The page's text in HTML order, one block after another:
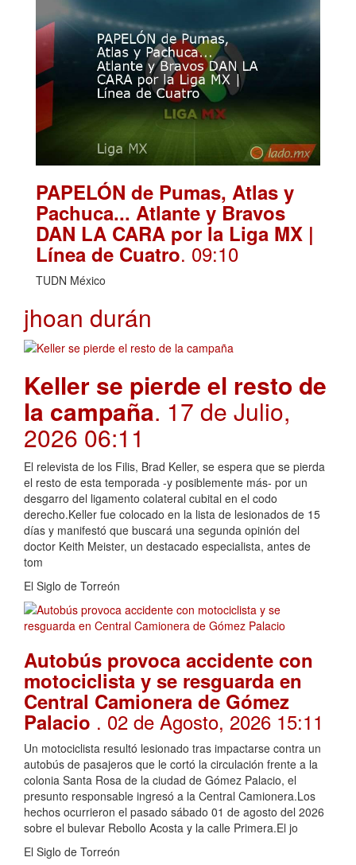
PAPELÓN de Pumas, Atlas y
Pachuca... Atlante y Bravos
DAN LA CARA por la Liga MX |
Línea de Cuatro. 09:10
TUDN México
jhoan durán
Keller se pierde el resto de
la campaña. 17 de Julio,
2026 06:11
El relevista de los Filis, Brad Keller, se espera que se pierda
el resto de esta temporada -y posiblemente más- por un
desgarro del ligamento colateral cubital en el codo
derecho.Keller fue colocado en la lista de lesionados de 15
días y manifestó que buscará una segunda opinión del
doctor Keith Meister, un destacado especialista, antes de
tom
El Siglo de Torreón
Autobús provoca accidente con
motociclista y se resguarda en
Central Camionera de Gómez
Palacio . 02 de Agosto, 2026 15:11
Un motociclista resultó lesionado tras impactarse contra un
autobús de pasajeros que le cortó la circulación frente a la
colonia Santa Rosa de la ciudad de Gómez Palacio, el
presunto responsable ingresó a la Central Camionera.Los
hechos ocurrieron el pasado sábado 01 de agosto del 2026
sobre el bulevar Rebollo Acosta y la calle Primera.El jo
El Siglo de Torreón